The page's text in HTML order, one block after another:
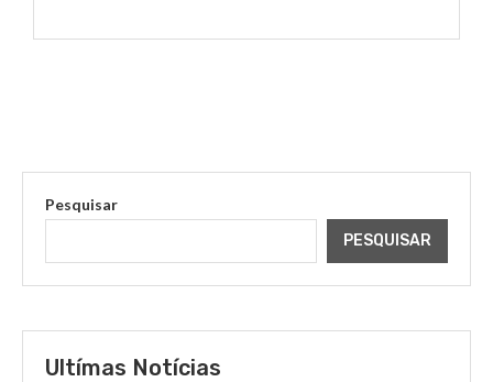
Pesquisar
PESQUISAR
Ultímas Notícias